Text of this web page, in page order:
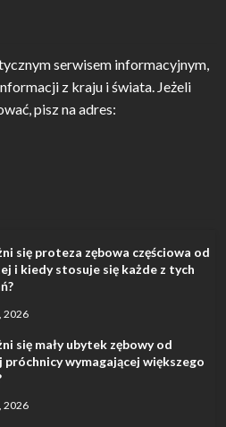
serwisem informacyjnym,
z kraju i świata. Jeżeli
pisz na adres:
się proteza zębowa częściowa od
i kiedy stosuje się każde z tych
2026
się mały ubytek zębowy od
próchnicy wymagającej większego
2026